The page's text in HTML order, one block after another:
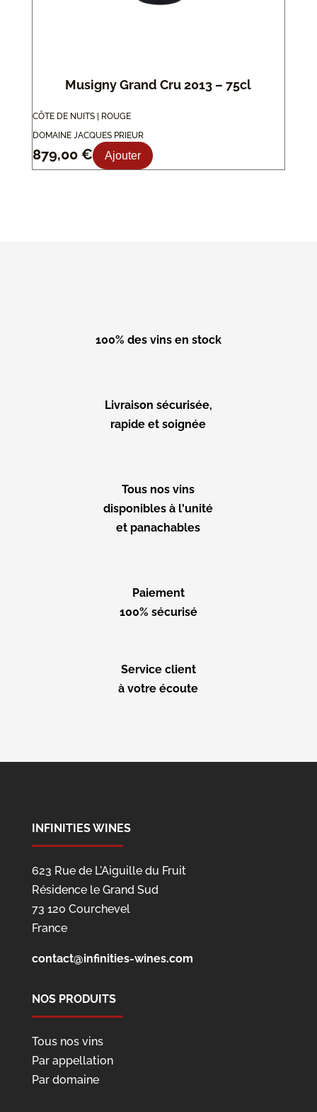
Musigny Grand Cru 2013 – 75cl
CÔTE DE NUITS | ROUGE
DOMAINE JACQUES PRIEUR
879,00 € Ajouter
100% des vins en stock
Livraison sécurisée,
rapide et soignée
Tous nos vins
disponibles à l'unité
et panachables
Paiement
100% sécurisé
Service client
à votre écoute
INFINITIES WINES
623 Rue de L'Aiguille du Fruit
Résidence le Grand Sud
73 120 Courchevel
France
contact@infinities-wines.com
NOS PRODUITS
Tous nos vins
Par appellation
Par domaine